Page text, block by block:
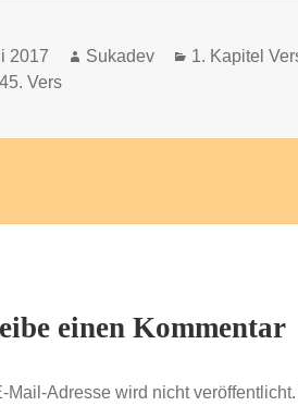
2017 Autor
Sukadev Kategorien
1. Kapitel
Vers
einen Kommentar
Mail-Adresse wird nicht veröffentlicht.